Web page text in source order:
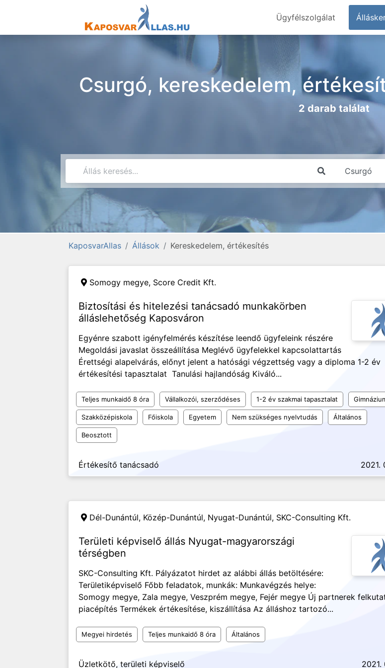
Ügyfélszolgálat
Csurgó, kereskedelem,
2 darab találat
KaposvarAllas Állások Kereskedelem, értékesítés
Somogy megye, Score Credit Kft.
Biztosítási és hitelezési tanácsadó munkakörben
álláslehetőség Kaposváron
Egyénre szabott igényfelmérés készítése leendő ügyfeleink részére
Megoldási javaslat összeállítása Meglévő ügyfelekkel kapcsolattartás
Érettségi alapelvárás, előnyt jelent a hatósági végzettség vagy a diploma 1-2 év
értékesítési tapasztalat Tanulási hajlandóság Kiváló...
Teljes munkaidő 8 óra Vállalkozói, szerződéses 1-2 év szakmai tapasztalat
Szakközépiskola Főiskola Egyetem Nem szükséges nyelvtudás Általános
Beosztott
Értékesítő tanácsadó 2021.
Dél-Dunántúl, Közép-Dunántúl, Nyugat-Dunántúl, SKC-Consulting Kft.
Területi képviselő állás Nyugat-magyarországi
térségben
SKC-Consulting Kft. Pályázatot hirdet az alábbi állás betöltésére:
Területiképviselő Főbb feladatok, munkák: Munkavégzés helye:
Somogy megye, Zala megye, Veszprém megye, Fejér megye Új partnerek
piacépítés Termékek értékesítése, kiszállítása Az álláshoz tartozó...
Megyei hirdetés Teljes munkaidő 8 óra Általános
Üzletkötő, területi képviselő 2021.